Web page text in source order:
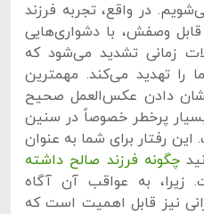
در واقع، تجربه فرزند
وصفش، با دشواری‌هایی
زمانی تشدید می‌شود که
را تهدید می‌کند. مهمترین
دادن عکس‌العمل صحیح
پرخطر خصوصاً در سنین
رفتار برای شما به عنوان
چگونه فرزند صالح داشته
زیرا، به عواقب آن آگاه
نیز قابل اهمیت است که